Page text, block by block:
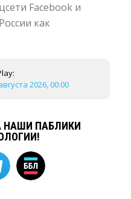
Facebook и
как
2026, 00:00
НАШИ ПАБЛИКИ